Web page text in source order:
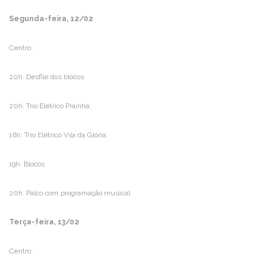
Segunda-feira, 12/02
Centro:
20h: Desfile dos blocos
20h: Trio Elétrico Prainha:
16h: Trio Elétrico Vila da Glória:
19h: Blocos
20h: Palco com programação musical
Terça-feira, 13/02
Centro: